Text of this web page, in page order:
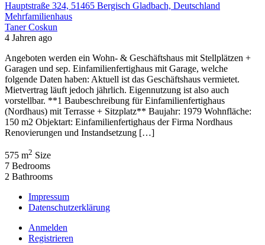
Hauptstraße 324, 51465 Bergisch Gladbach, Deutschland
Mehrfamilienhaus
Taner Coskun
4 Jahren ago
Angeboten werden ein Wohn- & Geschäftshaus mit Stellplätzen +
Garagen und sep. Einfamilienfertighaus mit Garage, welche
folgende Daten haben: Aktuell ist das Geschäftshaus vermietet.
Mietvertrag läuft jedoch jährlich. Eigennutzung ist also auch
vorstellbar. **1 Baubeschreibung für Einfamilienfertighaus
(Nordhaus) mit Terrasse + Sitzplatz** Baujahr: 1979 Wohnfläche:
150 m2 Objektart: Einfamilienfertighaus der Firma Nordhaus
Renovierungen und Instandsetzung […]
575 m2 Size
7 Bedrooms
2 Bathrooms
Impressum
Datenschutzerklärung
Anmelden
Registrieren